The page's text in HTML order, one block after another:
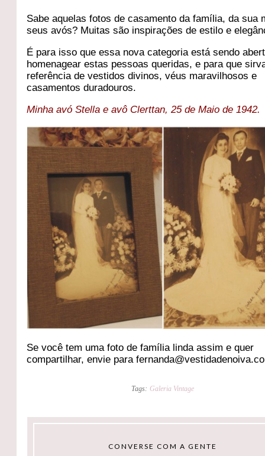
Sabe aquelas fotos de casamento da família, da sua
seus avós? Muitas são inspirações de estilo e
É para isso que essa nova categoria está sendo
homenagear estas pessoas queridas, e para que
referência de vestidos divinos, véus maravilhosos e
casamentos duradouros.
Minha avó Stella e avô Clerttan, 25 de Maio de 1942.
Se você tem uma foto de família linda assim e quer
compartilhar, envie para
Tags: Galeria Vintage
CONVERSE COM A GENTE